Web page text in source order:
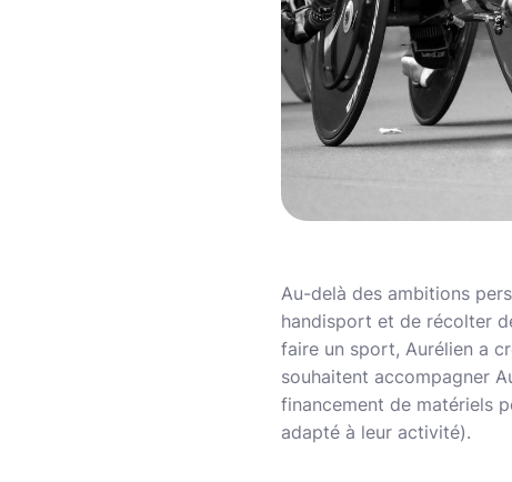
Au-delà des ambitions
handisport et de récolter
faire un sport, Aurélien a
souhaitent accompagner
financement de matériels
adapté à leur activité).